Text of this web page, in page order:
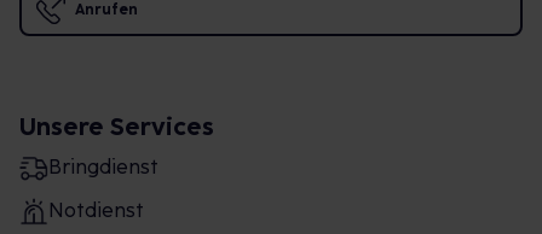
Anrufen
Unsere Services
Bringdienst
Notdienst